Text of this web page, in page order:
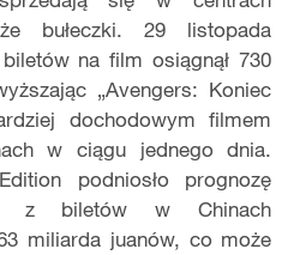
bułeczki. 29 listopada
na film osiągnął 730
„Avengers: Koniec
dochodowym filmem
w ciągu jednego dnia.
podniosło prognozę
z biletów w Chinach
miliarda juanów, co może